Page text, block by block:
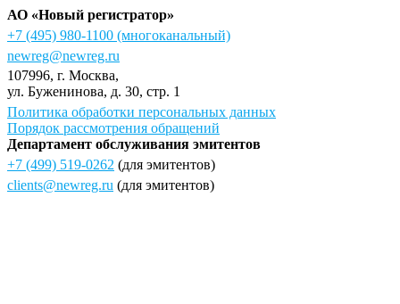
АО «Новый регистратор»
+7 (495) 980-1100 (многоканальный)
newreg@newreg.ru
107996, г. Москва,
ул. Буженинова, д. 30, стр. 1
Политика обработки персональных данных
Порядок рассмотрения обращений
Департамент обслуживания эмитентов
+7 (499) 519-0262 (для эмитентов)
clients@newreg.ru (для эмитентов)